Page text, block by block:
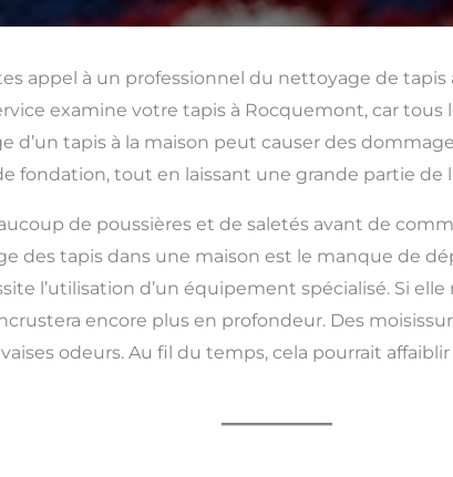
appel à un professionnel du nettoyage de
examine votre tapis à Rocquemont, car
d’un tapis à la maison peut causer des
fondation, tout en laissant une grande partie de
de poussières et de saletés avant de
des tapis dans une maison est le manque de
l’utilisation d’un équipement spécialisé. Si
encore plus en profondeur. Des
odeurs. Au fil du temps, cela pourrait